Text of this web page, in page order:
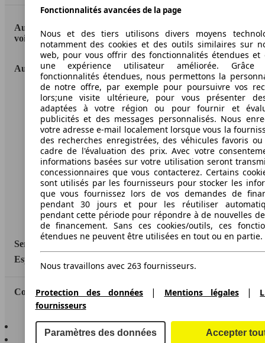
AutoScout24: la plus grande plateforme en ligne de
voitures en Europe.
AutoScout24
A propos d'AutoScout24
Presse
Conditions d'utilisation
Informations légales
Protection des données
Media
Déclaration d'accessibilité
Service
Espace Pro
Contact
AutoScout24 pour iOS
AutoScout24 pour Android
Fonctionnalités avancées de la page
Nous et des tiers utilisons divers moyens
notamment des cookies et des outils similaires sur
web, pour vous offrir des fonctionnalités étendues et
une expérience utilisateur améliorée.
fonctionnalités étendues, nous permettons la
de notre offre, par exemple pour poursuivre vos
lors;une visite ultérieure, pour vous présenter
adaptées à votre région ou pour fournir et
publicités et des messages personnalisés. Nous
votre adresse e-mail localement lorsque vous la
des recherches enregistrées, des véhicules favoris
cadre de l'évaluation des prix. Avec votre
informations basées sur votre utilisation seront
concessionnaires que vous contacterez. Certains
sont utilisés par les fournisseurs pour stocker les
que vous fournissez lors de vos demandes de
pendant 30 jours et pour les réutiliser
pendant cette période pour répondre à de nouvelles
de financement. Sans ces cookies/outils, ces
étendues ne peuvent être utilisées en tout ou en partie.
Nous travaillons avec 263 fournisseurs.
Protection des données | Mentions légales|
fournisseurs
Paramètres des données Accepter